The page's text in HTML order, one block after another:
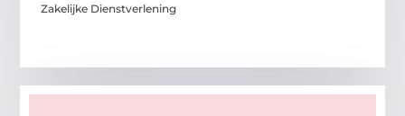
Zakelijke Dienstverlening